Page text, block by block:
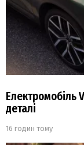
Електромобіль
деталі
16 годин тому